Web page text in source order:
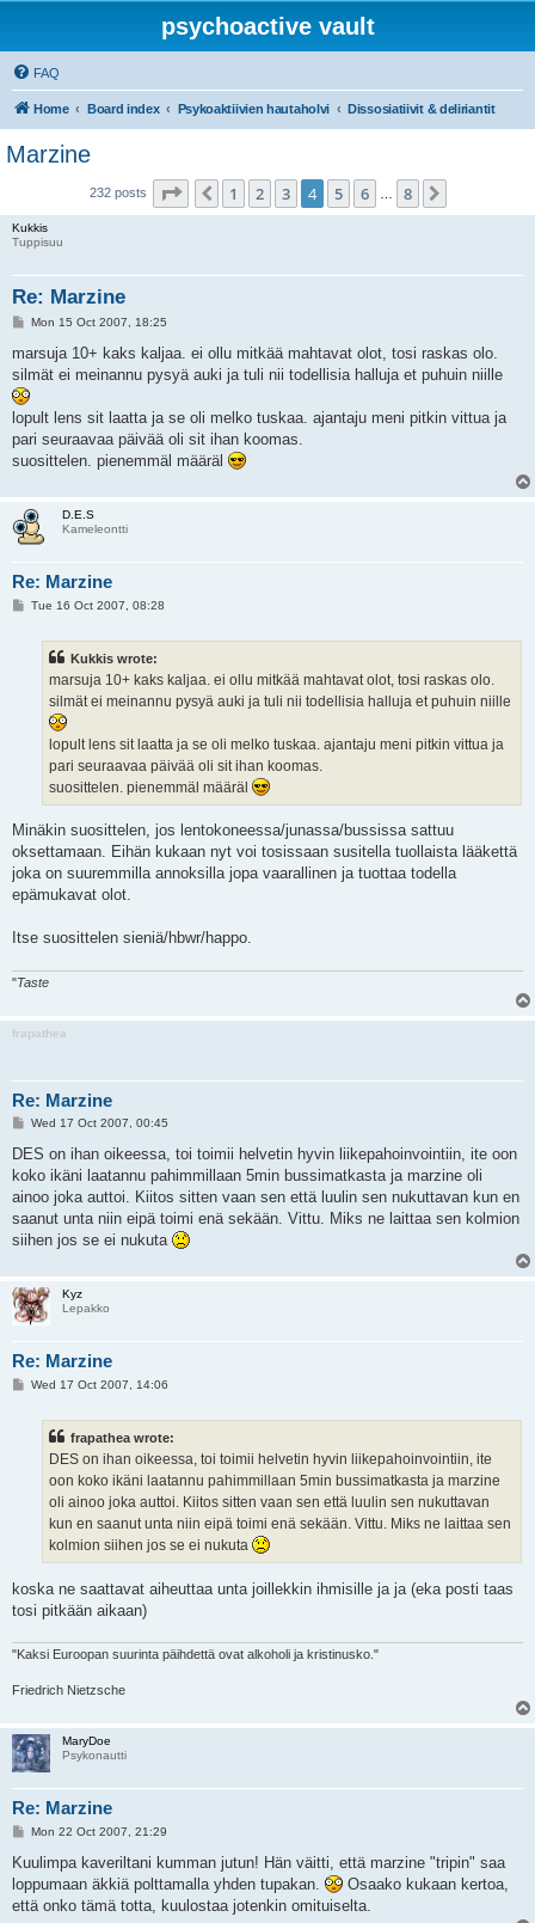
psychoactive vault
FAQ
Home Board index Psykoaktiivien hautaholvi Dissosiatiivit & deliriantit
Marzine
232 posts Page of 8
Previous
1 2 3 4 5 6 8
Kukkis
Tuppisuu
Re: Marzine
P
s
Mon 15 Oct 2007, 18:25
marsuja 10+ kaks kaljaa. ei ollu mitkää mahtavat olot, tosi raskas olo.
silmät ei meinannu pysyä auki ja tuli nii todellisia halluja et puhuin niille
lopult lens sit laatta ja se oli melko tuskaa. ajantaju meni pitkin vittua ja
pari seuraavaa päivää oli sit ihan koomas.
suosittelen. pienemmäl määräl
D.E.S
Kameleontti
Re: Marzine
PTue 16 Oct 2007, 08:28
Kukkis wrote:
marsuja 10+ kaks kaljaa. ei ollu mitkää mahtavat olot, tosi raskas olo.
silmät ei meinannu pysyä auki ja tuli nii todellisia halluja et puhuin niille
lopult lens sit laatta ja se oli melko tuskaa. ajantaju meni pitkin vittua ja
pari seuraavaa päivää oli sit ihan koomas.
suosittelen. pienemmäl määräl
Minäkin suosittelen, jos lentokoneessa/junassa/bussissa sattuu
oksettamaan. Eihän kukaan nyt voi tosissaan susitella tuollaista lääkettä
joka on suuremmilla annoksilla jopa vaarallinen ja tuottaa todella
epämukavat olot.
Itse suosittelen sieniä/hbwr/happo.
"Taste
frapathea
Re: Marzine
P
s
Wed 17 Oct 2007, 00:45
DES on ihan oikeessa, toi toimii helvetin hyvin liikepahoinvointiin, ite oon
koko ikäni laatannu pahimmillaan 5min bussimatkasta ja marzine oli
ainoo joka auttoi. Kiitos sitten vaan sen että luulin sen nukuttavan kun en
saanut unta niin eipä toimi enä sekään. Vittu. Miks ne laittaa sen kolmion
siihen jos se ei nukuta
Kyz
Lepakko
Re: Marzine
PWed 17 Oct 2007, 14:06
frapathea wrote:
DES on ihan oikeessa, toi toimii helvetin hyvin liikepahoinvointiin, ite
oon koko ikäni laatannu pahimmillaan 5min bussimatkasta ja marzine
oli ainoo joka auttoi. Kiitos sitten vaan sen että luulin sen nukuttavan
kun en saanut unta niin eipä toimi enä sekään. Vittu. Miks ne laittaa sen
kolmion siihen jos se ei nukuta
koska ne saattavat aiheuttaa unta joillekkin ihmisille ja ja (eka posti taas
tosi pitkään aikaan)
"Kaksi Euroopan suurinta päihdettä ovat alkoholi ja kristinusko."
Friedrich Nietzsche
MaryDoe
Psykonautti
Re: Marzine
P
s
Mon 22 Oct 2007, 21:29
Kuulimpa kaveriltani kumman jutun! Hän väitti, että marzine "tripin" saa
loppumaan äkkiä polttamalla yhden tupakan.
Osaako kukaan kertoa,
että onko tämä totta, kuulostaa jotenkin omituiselta.